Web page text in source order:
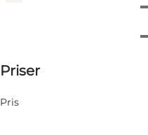
9 August
10 August
Priser
Pris